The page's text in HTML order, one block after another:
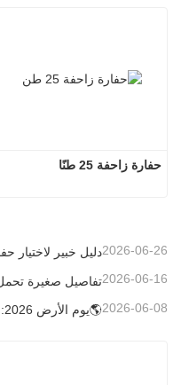
حفارة زاحفة 25 طنًا
2026-06-26
2026-06-16
2026-06-08